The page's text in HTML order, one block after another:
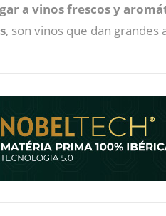
a vinos frescos y
, son vinos que dan grandes